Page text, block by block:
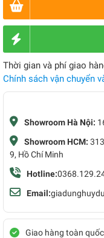
Thời gian và phí giao
Chính sách vận chuyển
Showroom Hà Nội:
Showroom HCM:
9, Hồ Chí Minh
Hotline:
Email:
Giao hàng toàn quốc